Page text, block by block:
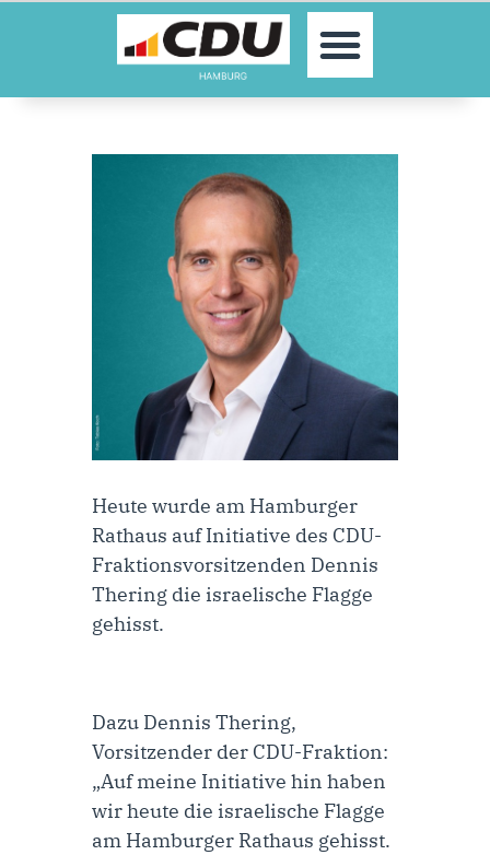
MOIN!
AKTUELLES
PARLAMENTE
KONTAKT
SPENDEN
MITGLIED WERDEN!
Heute wurde am Hamburger
Rathaus auf Initiative des CDU-
Fraktionsvorsitzenden Dennis
Thering die israelische Flagge
gehisst.
Dazu Dennis Thering,
Vorsitzender der CDU-Fraktion:
„Auf meine Initiative hin haben
wir heute die israelische Flagge
am Hamburger Rathaus gehisst.